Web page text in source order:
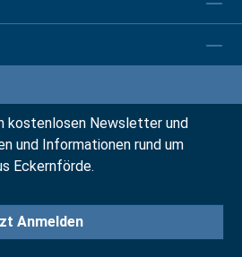
kostenlosen Newsletter und
und Informationen rund um
Eckernförde.
Anmelden